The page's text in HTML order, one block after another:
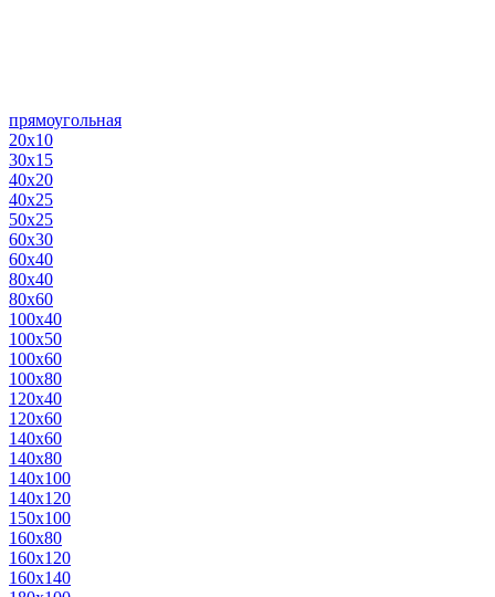
прямоугольная
20х10
30х15
40х20
40х25
50х25
60х30
60х40
80х40
80х60
100х40
100х50
100х60
100х80
120х40
120х60
140х60
140х80
140х100
140х120
150х100
160х80
160х120
160х140